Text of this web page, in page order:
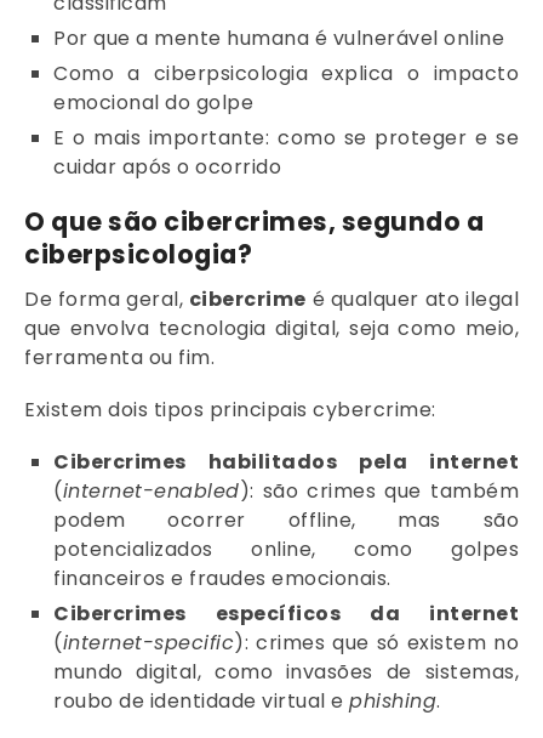
Por que a mente humana é vulnerável online
Como a ciberpsicologia explica o impacto
emocional do golpe
E o mais importante: como se proteger e se
cuidar após o ocorrido
O que são cibercrimes, segundo a
ciberpsicologia?
De forma geral, cibercrime é qualquer ato ilegal
que envolva tecnologia digital, seja como meio,
ferramenta ou fim.
Existem dois tipos principais cybercrime:
Cibercrimes habilitados pela internet
(internet-enabled): são crimes que também
podem ocorrer offline, mas são
potencializados online, como golpes
financeiros e fraudes emocionais.
Cibercrimes específicos da internet
(internet-specific): crimes que só existem no
mundo digital, como invasões de sistemas,
roubo de identidade virtual e phishing.